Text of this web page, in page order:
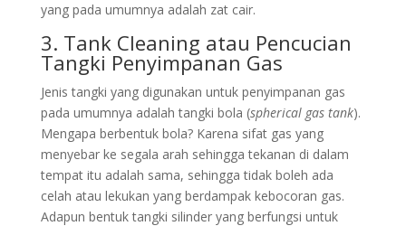
yang pada umumnya adalah zat cair.
3. Tank Cleaning atau Pencucian
Tangki Penyimpanan Gas
Jenis tangki yang digunakan untuk penyimpanan gas
pada umumnya adalah tangki bola (spherical gas tank).
Mengapa berbentuk bola? Karena sifat gas yang
menyebar ke segala arah sehingga tekanan di dalam
tempat itu adalah sama, sehingga tidak boleh ada
celah atau lekukan yang berdampak kebocoran gas.
Adapun bentuk tangki silinder yang berfungsi untuk